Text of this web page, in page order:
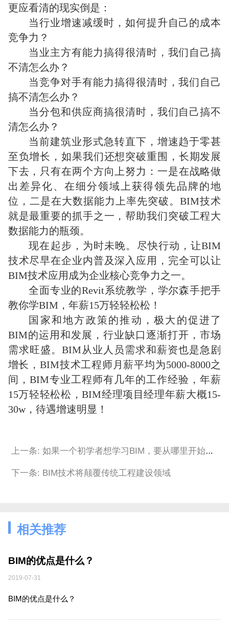
更应看清的现实倒是：
当行业增速减缓时，如何提升自己的成本
竞争力？
当业主方有能力搞得很清时，我们自己搞
不清怎么办？
当竞争对手有能力搞得很清时，我们自己
搞不清怎么办？
当分包和供应商搞很清时，我们自己搞不
清怎么办？
当前建筑业形式急转直下，增速趋于零甚
至负增长，如果我们还想突破重围，长期发展
下去，只有在两个方向上努力：一是在战略做
出差异化、在细分领域上获得领先品牌的地
位，二是在大数据能力上率先突破。BIM技术
就是最重要的抓手之一，帮助我们突破工程大
数据能力的瓶颈。
现在起步，为时未晚。尽快行动，让BIM
技术尽早在企业内普及深入应用，完全可以让
BIM技术应用成为企业核心竞争力之一。
全面专业的Revit系统教学，学尔森手把手
教你学BIM，年薪15万轻轻松松！
国家和地方政策的推动，极大的促进了
BIM的运用和发展，行业缺口逐渐打开，市场
需求旺盛。BIM从业人员需求和薪资也是急剧
增长，BIM技术工程师月薪平均为5000-8000之
间，BIM专业工程师有几年的工作经验，年薪
15万轻轻松松，BIM经理项目经理年薪大概15-
30w，待遇增速明显！
上一条: 如果一个初学者想学习BIM，要从哪里开始学习起？
下一条: BIM技术将颠覆传统工程建设领域
相关推荐
BIM的优点是什么？
2019-07-31
BIM的优点是什么？